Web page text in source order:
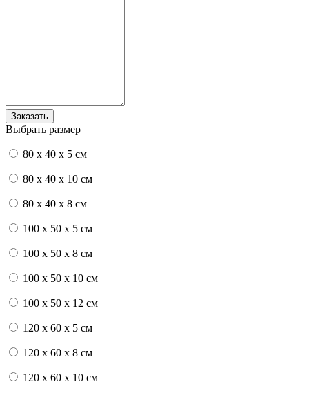
Выбрать размер
80 x 40 x 5 см
80 x 40 x 10 см
80 x 40 x 8 см
100 x 50 x 5 см
100 х 50 х 8 см
100 x 50 x 10 см
100 x 50 x 12 см
120 x 60 x 5 см
120 x 60 x 8 см
120 x 60 x 10 см